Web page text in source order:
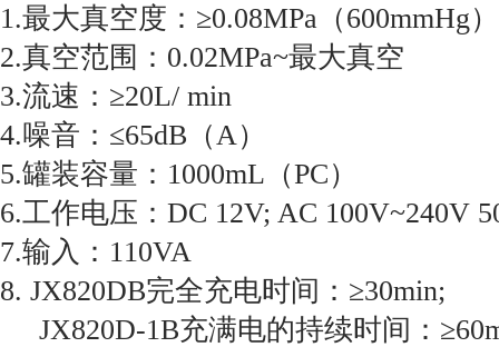
1.最大真空度：≥0.08MPa（600mmHg）
2.真空范围：0.02MPa~最大真空
3.流速：≥20L/ min
4.噪音：≤65dB（A）
5.罐装容量：1000mL（PC）
6.工作电压：DC 12V; AC 100V~240V
7.输入：110VA
8. JX820DB完全充电时间：≥30min;
JX820D-1B充满电的持续时间：